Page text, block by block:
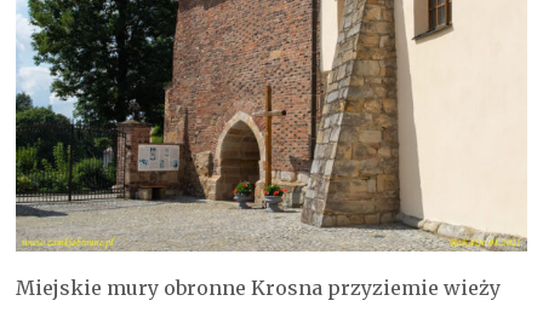
Miejskie mury obronne Krosna przyziemie wieży